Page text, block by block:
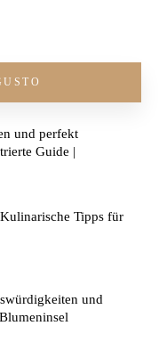
und perfekt
Guide |
Tipps für
und